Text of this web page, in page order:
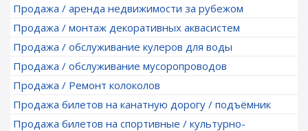
Продажа / аренда недвижимости за рубежом
Продажа / монтаж декоративных аквасистем
Продажа / обслуживание кулеров для воды
Продажа / обслуживание мусоропроводов
Продажа / Ремонт колоколов
Продажа билетов на канатную дорогу / подъёмник
Продажа билетов на спортивные / культурно-